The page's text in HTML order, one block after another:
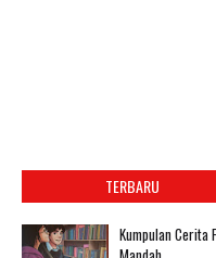
TERBARU
Kumpulan Cerita